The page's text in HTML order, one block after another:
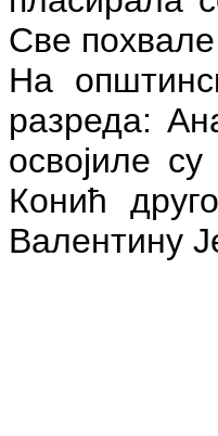
Све
На
разреда:
освојиле
Конић
Валентину